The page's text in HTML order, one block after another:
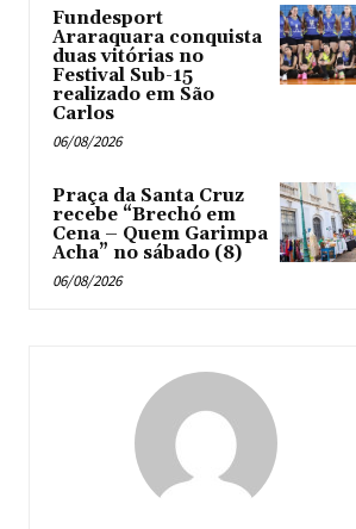
Fundesport
Araraquara conquista
duas vitórias no
Festival Sub-15
realizado em São
Carlos
06/08/2026
Praça da Santa Cruz
recebe “Brechó em
Cena – Quem Garimpa
Acha” no sábado (8)
06/08/2026